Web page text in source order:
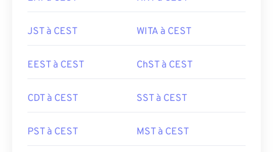
JST à CEST WITA à CEST
EEST à CEST ChST à CEST
CDT à CEST SST à CEST
PST à CEST MST à CEST